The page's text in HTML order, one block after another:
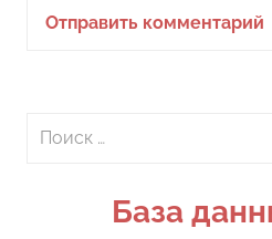
Поиск
База